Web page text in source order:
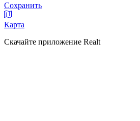
Сохранить
Карта
Скачайте приложение Realt